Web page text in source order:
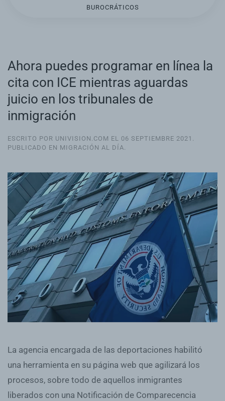
BUROCRÁTICOS
Ahora puedes programar en línea la
cita con ICE mientras aguardas
juicio en los tribunales de
inmigración
ESCRITO POR UNIVISION.COM EL 06 SEPTIEMBRE 2021
PUBLICADO EN MIGRACIÓN AL DÍA
La agencia encargada de las deportaciones habilitó
una herramienta en su página web que agilizará los
procesos, sobre todo de aquellos inmigrantes
liberados con una Notificación de Comparecencia